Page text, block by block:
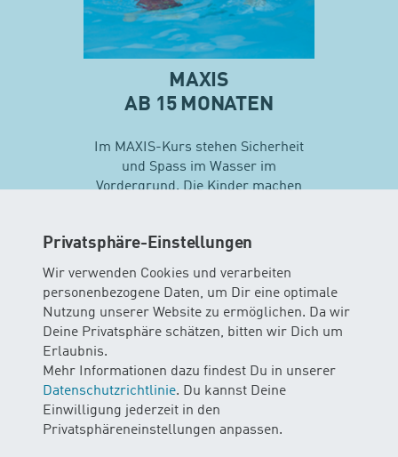
Privatsphäre-Einstellungen
Wir verwenden Cookies und verarbeiten
personenbezogene Daten, um Dir eine optimale
Nutzung unserer Website zu ermöglichen. Da wir
Deine Privatsphäre schätzen, bitten wir Dich um
Erlaubnis.
Mehr Informationen dazu findest Du in unserer
Datenschutzrichtlinie. Du kannst Deine
Einwilligung jederzeit in den
Privatsphäreneinstellungen anpassen.
MAXIS
AB 15 MONATEN
Im MAXIS-Kurs stehen Sicherheit
und Spass im Wasser im
Vordergrund. Die Kinder machen
Schwimmtechniken…
Mehr zu Maxis